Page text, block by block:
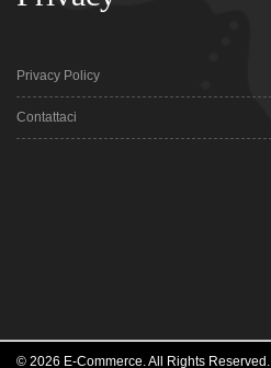
Privacy Policy
Contattaci
© 2026 E-Commerce. All Rights Reserved.